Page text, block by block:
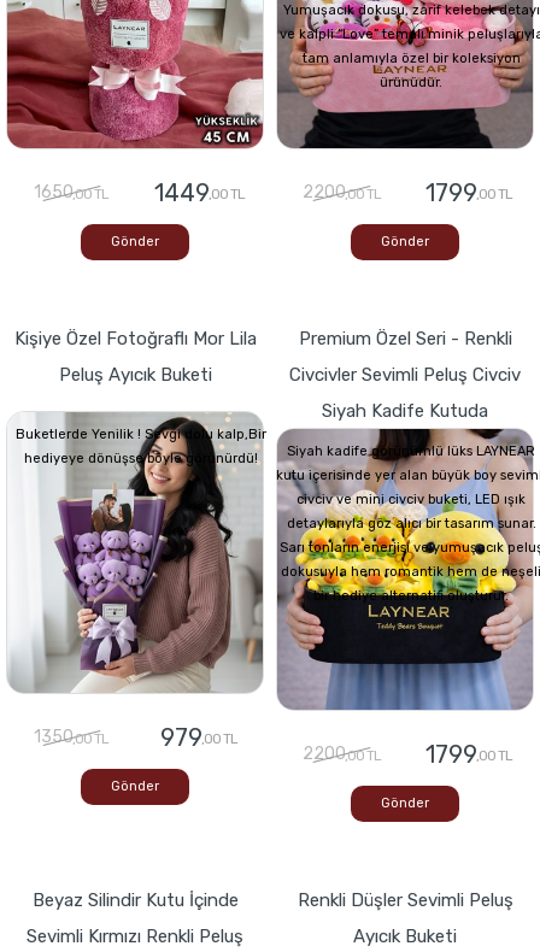
1650,00 TL 1449,00 TL
Gönder
Yumuşacık dokusu, zarif kelebek detayı
ve kalpli “Love” temalı minik
tam anlamıyla özel bir koleksiyon
ürünüdür.
2200,00 TL 1799,00 TL
Gönder
Kişiye Özel Fotoğraflı Mor Lila
Peluş Ayıcık Buketi
Buketlerde Yenilik ! Sevgi dolu kalp,Bir
hediyeye dönüşse böyle görünürdü!
1350,00 TL 979,00 TL
Gönder
Premium Özel Seri - Renkli
Civcivler Sevimli Peluş Civciv
Siyah Kadife Kutuda
Siyah kadife görünümlü lüks LAYNEAR
kutu içerisinde yer alan büyük boy
civciv ve mini civciv buketi, LED ışık
detaylarıyla göz alıcı bir tasarım sunar.
Sarı tonların enerjisi ve yumuşacık
dokusuyla hem romantik hem de neşeli
bir hediye alternatifi oluşturur.
2200,00 TL 1799,00 TL
Gönder
Beyaz Silindir Kutu İçinde
Sevimli Kırmızı Renkli Peluş
Renkli Düşler Sevimli Peluş
Ayıcık Buketi